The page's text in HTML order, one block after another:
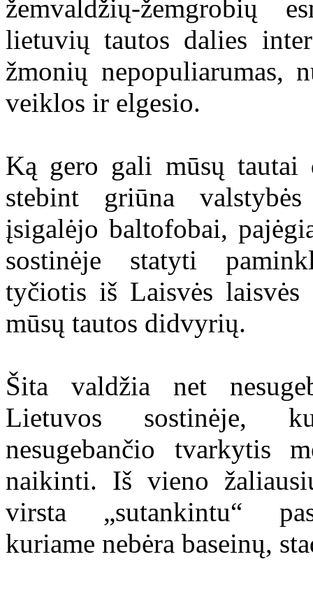
žemvaldžių-žemgrobių
lietuvių tautos dalies
žmonių nepopuliarumas,
veiklos ir elgesio.
Ką gero gali mūsų
stebint griūna
įsigalėjo baltofobai,
sostinėje statyti
tyčiotis iš Laisvės
mūsų tautos didvyrių.
Šita valdžia net
Lietuvos sostinėje,
nesugebančio tvarkytis
naikinti. Iš vieno
virsta „sutankintu“
kuriame nebėra baseinų,